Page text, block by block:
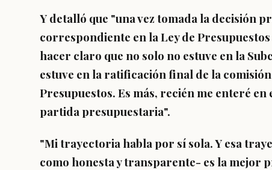
Y detalló que "una vez tomada la decisión
correspondiente en la Ley de
hacer claro que no solo no estuve en la
estuve en la ratificación final de la
Presupuestos. Es más, recién me enteré
partida presupuestaria".
"Mi trayectoria habla por sí sola. Y esa
como honesta y transparente- es la mejor